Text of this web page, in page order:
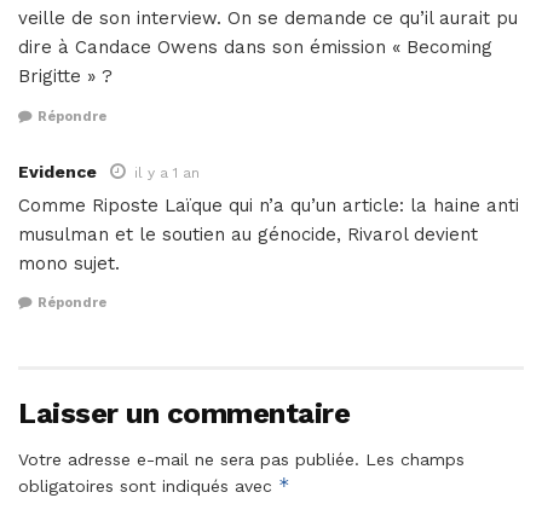
veille de son interview. On se demande ce qu’il aurait pu
dire à Candace Owens dans son émission « Becoming
Brigitte » ?
Répondre
Evidence il y a 1 an
Comme Riposte Laïque qui n’a qu’un article: la haine anti
musulman et le soutien au génocide, Rivarol devient
mono sujet.
Répondre
Laisser un commentaire
Votre adresse e-mail ne sera pas publiée. Les champs
obligatoires sont indiqués avec *